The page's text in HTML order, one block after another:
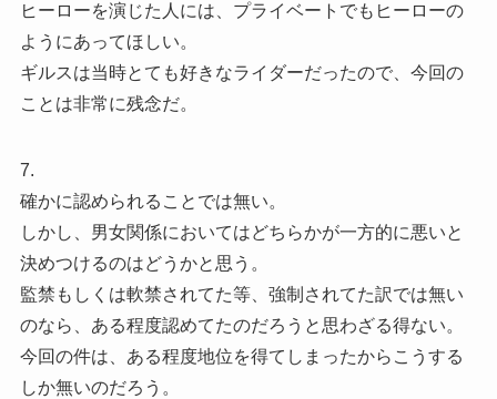
ヒーローを演じた人には、プライベートでもヒーローの
ようにあってほしい。
ギルスは当時とても好きなライダーだったので、今回の
ことは非常に残念だ。
7.
確かに認められることでは無い。
しかし、男女関係においてはどちらかが一方的に悪いと
決めつけるのはどうかと思う。
監禁もしくは軟禁されてた等、強制されてた訳では無い
のなら、ある程度認めてたのだろうと思わざる得ない。
今回の件は、ある程度地位を得てしまったからこうする
しか無いのだろう。